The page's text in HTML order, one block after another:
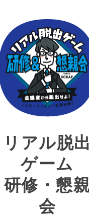
リアル脱
ゲーム
研修・懇
会